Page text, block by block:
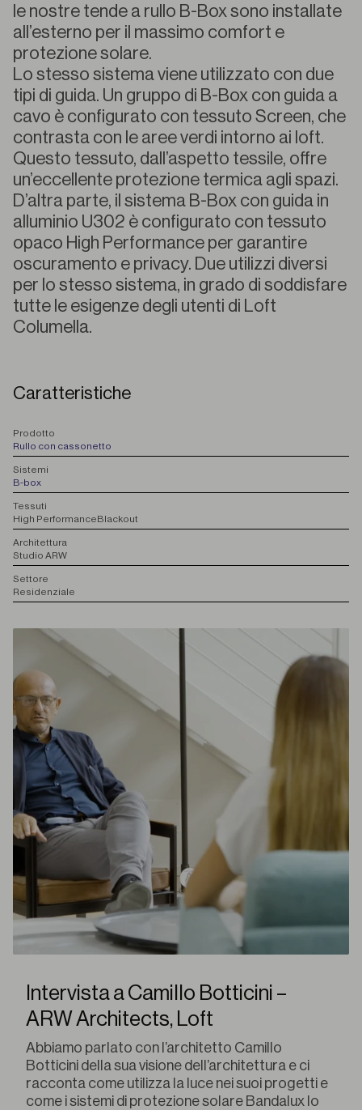
le nostre tende a rullo B-Box sono installate
all’esterno per il massimo comfort e
protezione solare.
Lo stesso sistema viene utilizzato con due
tipi di guida. Un gruppo di B-Box con guida a
cavo è configurato con tessuto Screen, che
contrasta con le aree verdi intorno ai loft.
Questo tessuto, dall’aspetto tessile, offre
un’eccellente protezione termica agli spazi.
D’altra parte, il sistema B-Box con guida in
alluminio U302 è configurato con tessuto
opaco High Performance per garantire
oscuramento e privacy. Due utilizzi diversi
per lo stesso sistema, in grado di soddisfare
tutte le esigenze degli utenti di Loft
Columella.
Caratteristiche
Prodotto
Rullo con cassonetto
Sistemi
B-box
Tessuti
High PerformanceBlackout
Architettura
Studio ARW
Settore
Residenziale
Intervista a Camillo Botticini –
ARW Architects, Loft
Abbiamo parlato con l’architetto Camillo
Botticini della sua visione dell’architettura e ci
racconta come utilizza la luce nei suoi progetti e
come i sistemi di protezione solare Bandalux lo